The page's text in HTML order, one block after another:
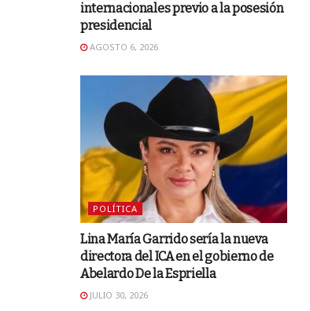
internacionales previo a la posesión
presidencial
AGOSTO 6, 2026
POLÍTICA
Lina María Garrido sería la nueva
directora del ICA en el gobierno de
Abelardo De la Espriella
JULIO 30, 2026